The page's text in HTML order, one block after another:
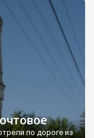
по дороге из